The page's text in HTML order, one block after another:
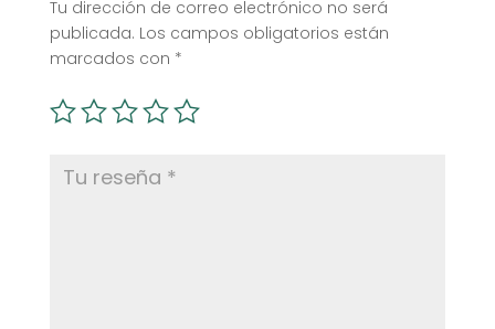
Tu dirección de correo electrónico no será
publicada. Los campos obligatorios están
marcados con *